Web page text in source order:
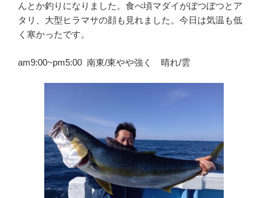
んとか釣りになりました。食べ頃マダイがぼつぼつとア
タリ、大型ヒラマサの顔も見れました。今日は気温も低
く寒かったです。
am9:00~pm5:00 南東/東やや強く 晴れ/雲